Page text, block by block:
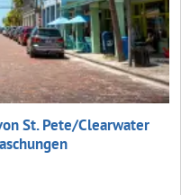
St. Pete/Clearwater